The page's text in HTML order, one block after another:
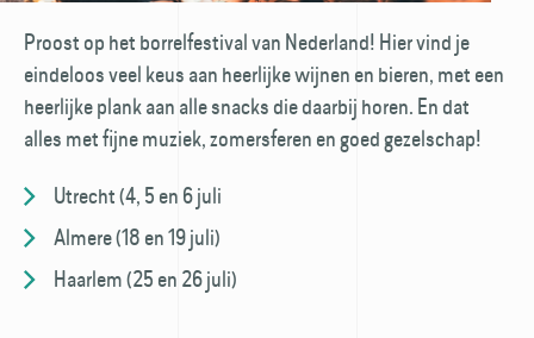
Proost op het borrelfestival van Nederland! Hier vind je
eindeloos veel keus aan heerlijke wijnen en bieren, met een
heerlijke plank aan alle snacks die daarbij horen. En dat
alles met fijne muziek, zomersferen en goed gezelschap!
Utrecht (4, 5 en 6 juli
Almere (18 en 19 juli)
Haarlem (25 en 26 juli)